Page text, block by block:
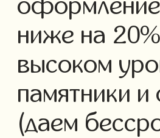
оформление
ниже на
высоком
памятники
(даем